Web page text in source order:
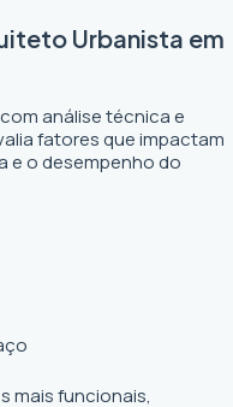
Urbanista em
análise técnica e
fatores que impactam
e o desempenho do
mais funcionais,